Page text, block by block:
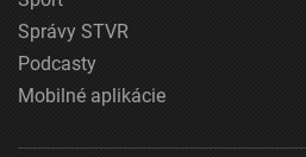
Správy STVR
Podcasty
Mobilné aplikácie